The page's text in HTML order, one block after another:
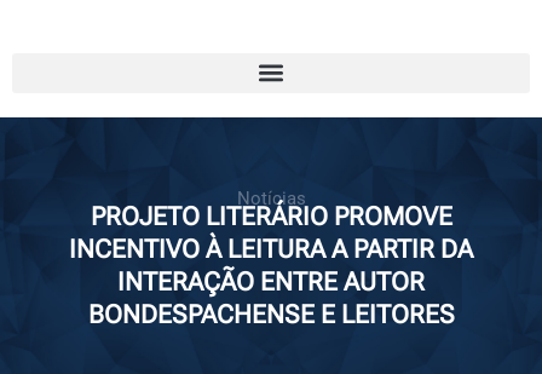
Notícias
PROJETO LITERÁRIO PROMOVE
INCENTIVO À LEITURA A PARTIR DA
INTERAÇÃO ENTRE AUTOR
BONDESPACHENSE E LEITORES